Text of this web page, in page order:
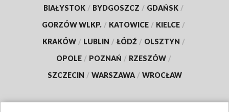
BIAŁYSTOK / BYDGOSZCZ / GDAŃSK /
GORZÓW WLKP. / KATOWICE / KIELCE /
KRAKÓW / LUBLIN / ŁÓDŹ / OLSZTYN /
OPOLE / POZNAŃ / RZESZÓW /
SZCZECIN / WARSZAWA / WROCŁAW